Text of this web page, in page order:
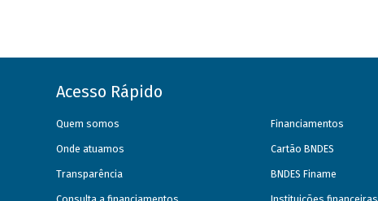
Acesso Rápido
Quem somos
Onde atuamos
Transparência
Financiamentos
Cartão BNDES
BNDES Finame